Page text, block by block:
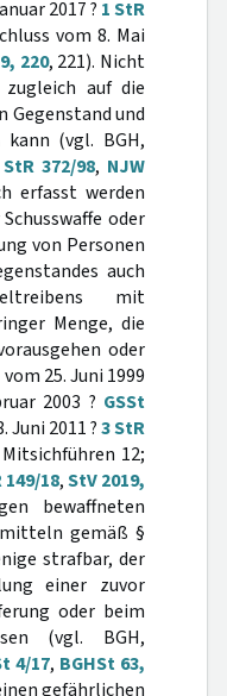
2017 ? 1 StR
vom 8. Mai
220, 221). Nicht
auf die
Gegenstand und
(vgl. BGH,
372/98, NJW
erfasst werden
oder
von Personen
auch
mit
Menge, die
oder
25. Juni 1999
2003 ? GSSt
Juni 2011 ?3 StR
12;
149/18,StV 2019,
bewaffneten
gemäß §
strafbar, der
einer zuvor
oder beim
(vgl. BGH,
4/17, BGHSt 63,
gefährlichen